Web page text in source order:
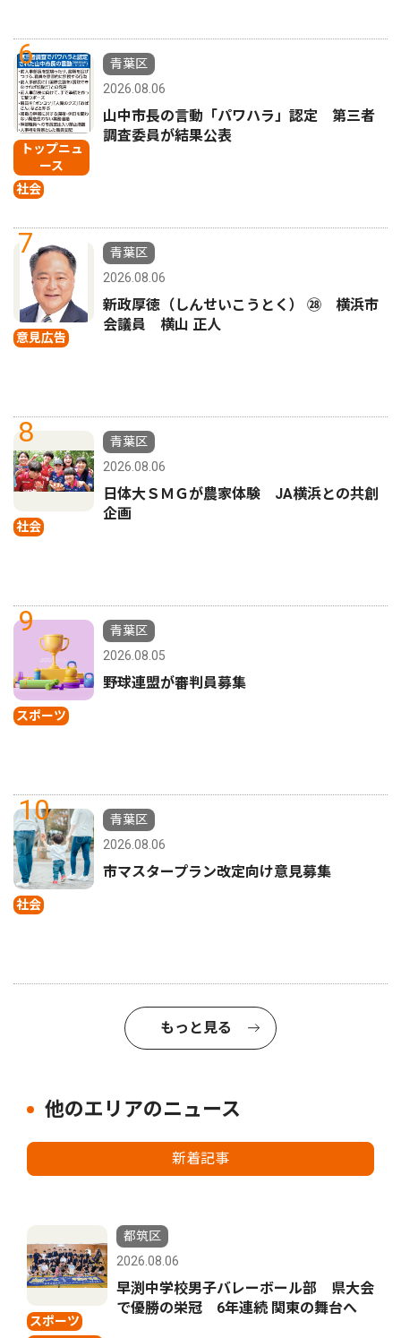
6
トップニュ
ース
社会
青葉区
2026.08.06
山中市長の言動「パワハラ」認定 第三者
調査委員が結果公表
7
意見広告
青葉区
2026.08.06
新政厚徳（しんせいこうとく） ㉘ 横浜市
会議員 横山 正人
8
社会
青葉区
2026.08.06
日体大ＳＭＧが農家体験 JA横浜との共創
企画
9
スポーツ
青葉区
2026.08.05
野球連盟が審判員募集
10
社会
青葉区
2026.08.06
市マスタープラン改定向け意見募集
もっと見る
他のエリアのニュース
新着記事
スポーツ
都筑区
2026.08.06
早渕中学校男子バレーボール部 県大会
で優勝の栄冠 6年連続 関東の舞台へ